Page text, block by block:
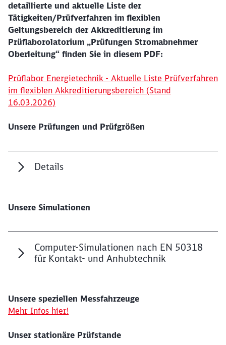
detaillierte und aktuelle Liste der
Tätigkeiten/Prüfverfahren im flexiblen
Geltungsbereich der Akkreditierung im
Prüflaborolatorium „Prüfungen Stromabnehmer
Oberleitung“ finden Sie in diesem PDF:
Prüflabor Energietechnik - Aktuelle Liste Prüfverfahren
im flexiblen Akkreditierungsbereich (Stand
16.03.2026)
Unsere Prüfungen und Prüfgrößen
Details
Unsere Simulationen
Computer-Simulationen nach EN 50318
für Kontakt- und Anhubtechnik
Unsere speziellen Messfahrzeuge
Mehr Infos hier!
Unser stationäre Prüfstande